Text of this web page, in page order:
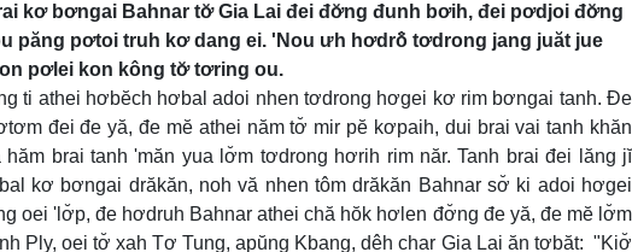
kơ bơngai Bahnar tơ̆ Gia Lai đei đơ̆ng đunh bơih, đei pơdjoi đơ̆ng
păng pơtoi truh kơ dang ei. 'Nou ưh hơdrô̆ tơdrong jang juăt jue
pơlei kon kông tơ̆ tơring ou.
ti athei hơbĕch hơbal adoi nhen tơdrong hơgei kơ rim bơngai tanh. Đe
đei đe yă, đe mĕ athei năm tơ̆ mir pĕ kơpaih, dui brai vai tanh khăn
brai tanh 'măn yua lơ̆m tơdrong hơrih rim năr. Tanh brai đei lăng jĭ
kơ bơngai drăkăn, noh vă nhen tôm drăkăn Bahnar sơ̆ ki adoi hơgei
oei 'lơ̆p, đe hơdruh Bahnar athei chă hŏk hơlen đơ̆ng đe yă, đe mĕ lơ̆m
Ply, oei tơ̆ xah Tơ Tung, apŭng Kbang, dêh char Gia Lai ăn tơbăt: "Kiơ̆